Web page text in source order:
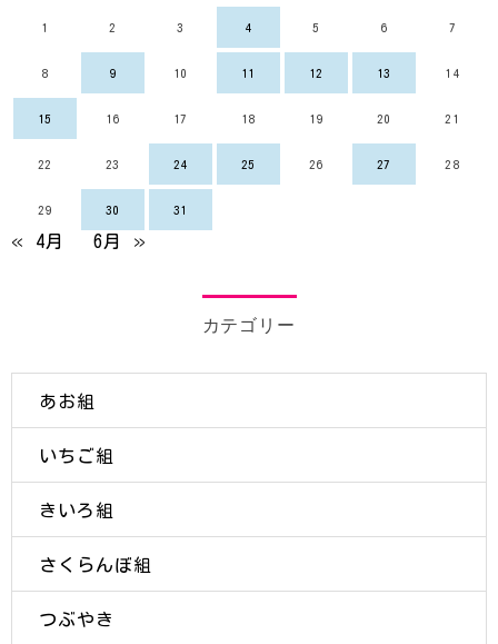
1 2 3 4 5 6 7
8 9 10 11 12 13 14
15 16 17 18 19 20 21
22 23 24 25 26 27 28
29 30 31
« 4月 6月 »
カテゴリー
あお組
いちご組
きいろ組
さくらんぼ組
つぶやき